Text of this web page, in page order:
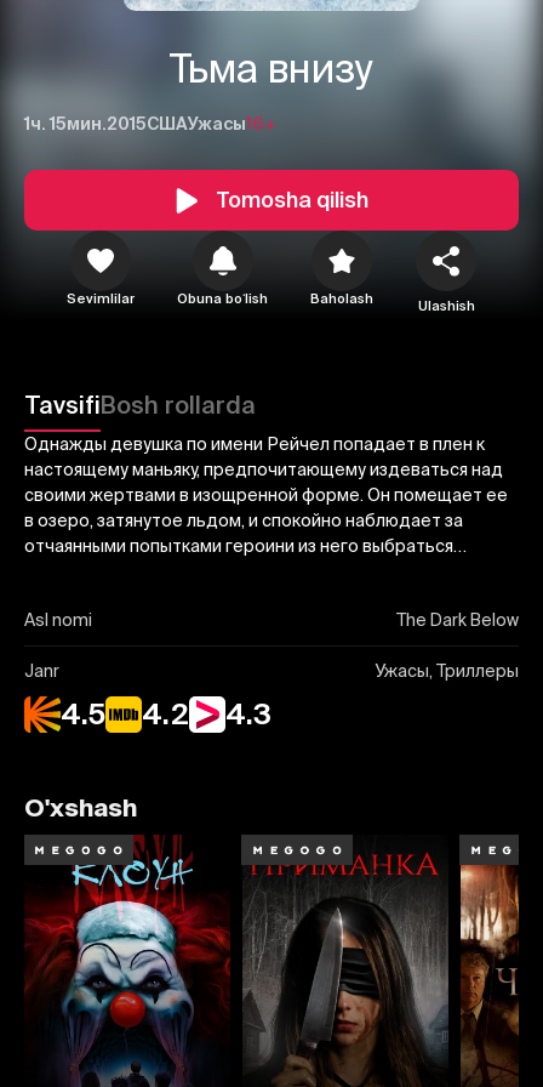
Тьма внизу
1ч. 15мин.2015СШАУжасы16+
Tomosha qilish
Sevimlilar Obuna boʻlish Baholash Ulashish
TavsifiBosh rollarda
Однажды девушка по имени Рейчел попадает в плен к
настоящему маньяку, предпочитающему издеваться над
своими жертвами в изощренной форме. Он помещает ее
в озеро, затянутое льдом, и спокойно наблюдает за
отчаянными попытками героини из него выбраться…
Asl nomi The Dark Below
Janr Ужасы, Триллеры
4.5 4.2 4.3
1 2 3
O'xshash
2.6 4.4 3.4